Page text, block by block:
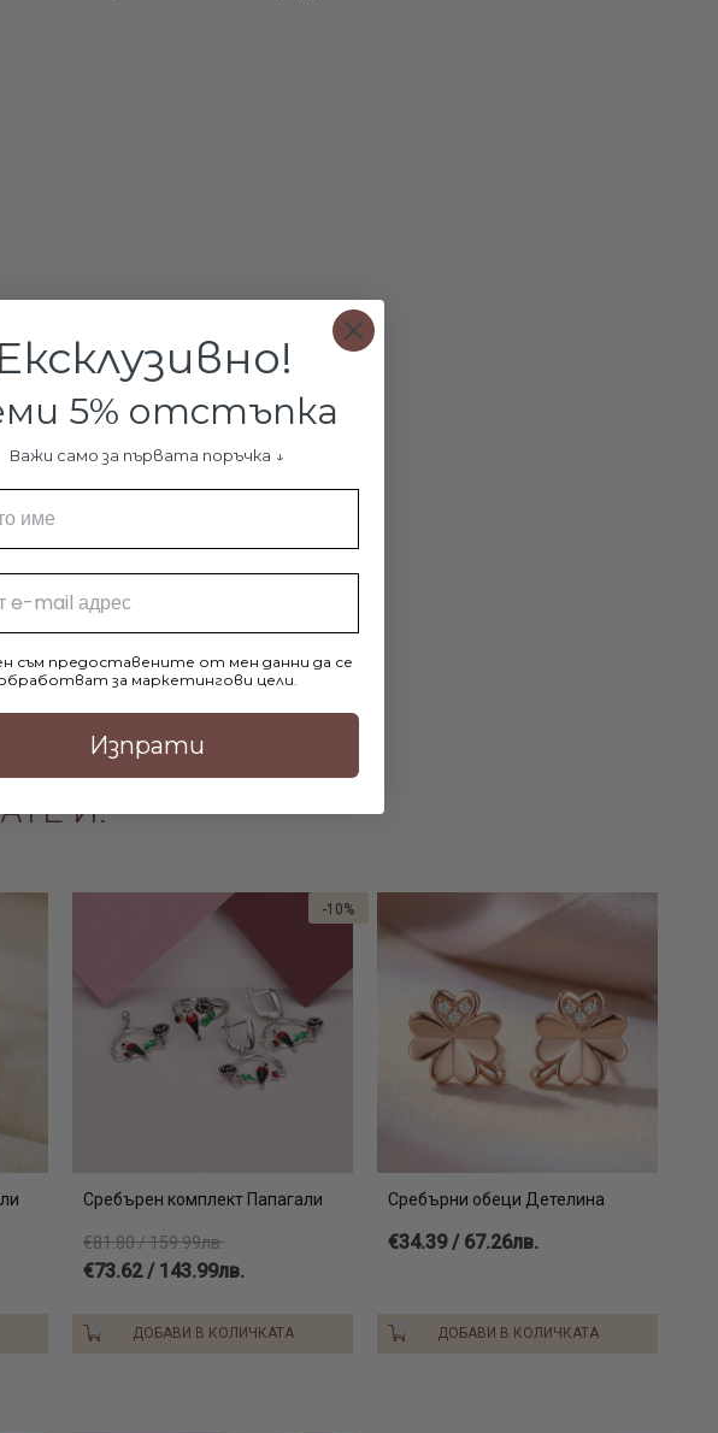
Сребърни обеци Aurelis Crystal
И:
Сребърен комплект Папагали
€81.80 / 159.99лв.
€73.62 / 143.99лв.
ДОБАВИ В КОЛИЧКАТА
-10%
Сребърни обеци Детелина
€34.39 / 67.26лв.
ДОБАВИ В КОЛИЧКАТА
Ексклузивно!
5% отстъпка
Важи само за първата поръчка ↓
съм предоставените от мен данни да се
за маркетингови цели.
Изпрати